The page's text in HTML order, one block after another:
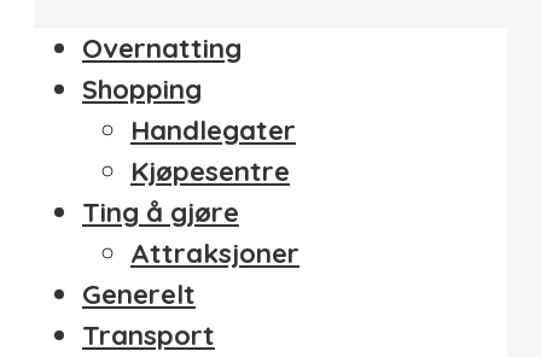
Overnatting
Shopping
Handlegater
Kjøpesentre
Ting å gjøre
Attraksjoner
Generelt
Transport